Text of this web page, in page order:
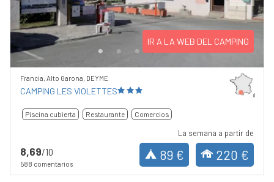
Previous Next
IR A LA WEB DEL CAMPING
Francia, Alto Garona, DEYME
CAMPING LES VIOLETTES
Piscina cubierta Restaurante Comercios
8,69/10
588 comentarios
La semana a partir de
89 € 220 €